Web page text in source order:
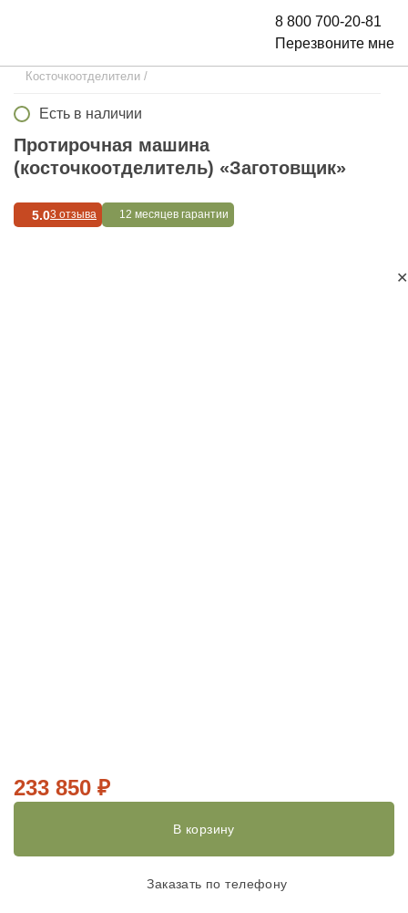
8 800 700-20-81
Перезвоните мне
Косточкоотделители /
Протирочная машина
(косточкоотделитель) «Заготовщик»
5.03 отзыва 12 месяцев гарантии
Есть в наличии
✕
233 850 ₽
В корзину
Заказать по телефону